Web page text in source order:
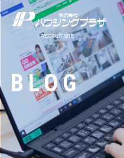
BLOG